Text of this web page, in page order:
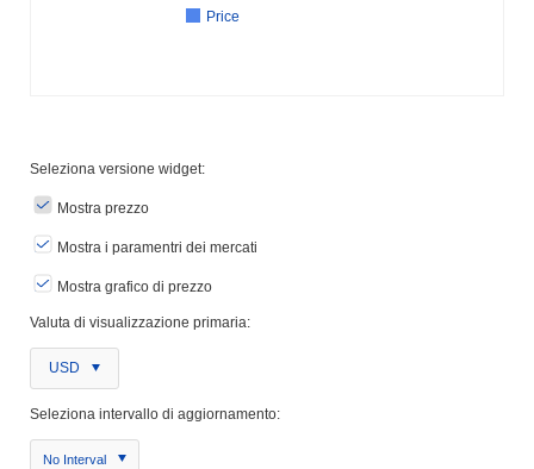
Price
Seleziona versione widget:
Mostra prezzo
Mostra i paramentri dei mercati
Mostra grafico di prezzo
Valuta di visualizzazione primaria:
USD
Seleziona intervallo di aggiornamento:
No Interval